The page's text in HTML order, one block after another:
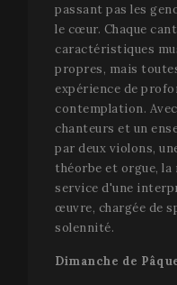
passant pas les
le cœur. Chaque
caractéristiques
propres, mais
expérience de
contemplation.
chanteurs et un
par deux violons,
théorbe et orgue, la
service d'une
œuvre, chargée de
solennité.
Dimanche de
Les cookies
les fonctionnalités
l'ouverture de
compte. Le site
correctement sans
nécessaires.
Nom
__cf_bm